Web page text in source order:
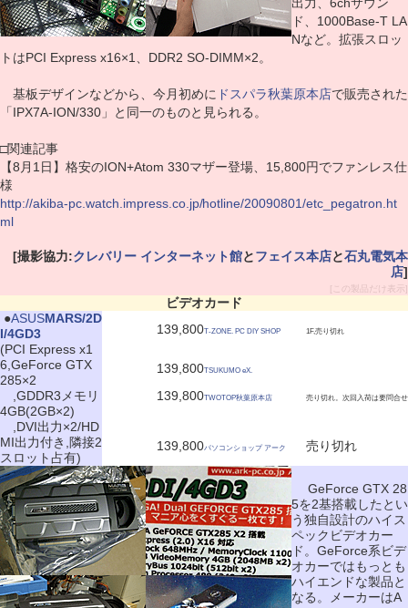
ド、1000Base-T LA
Nなど。拡張スロッ
トはPCI Express x16×1、DDR2 SO-DIMM×2。
基板デザインなどから、今月初めに ドスパラ秋葉原本店で販売された
「IPX7A-ION/330」と同一のものと見られる。
□関連記事
【8月1日】格安のION+Atom 330マザー登場、15,800円でファンレス仕
様
http://akiba-pc.watch.impress.co.jp/hotline/20090801/etc_pegatron.ht
ml
[撮影協力:クレバリー インターネット館とフェイス本店と石丸電気本
店]
[この製品だけ表示]
ビデオカード
●ASUSMARS/2D
I/4GD3
(PCI Express x1
6,GeForce GTX
285×2
,GDDR3メモリ
4GB(2GB×2)
,DVI出力×2/HD
MI出力付き,隣接2
スロット占有)
139,800T-ZONE. PC DIY SHOP 1F,売り切れ
139,800TSUKUMO eX.
139,800TWOTOP秋葉原本店 売り切れ。次回入荷は要問合せ
139,800パソコンショップ アーク 売り切れ
GeForce GTX 28
5を2基搭載したとい
う独自設計のハイス
ペックビデオカー
ド。GeForce系ビデ
オカーではもっとも
ハイエンドな製品と
なる。メーカーはA